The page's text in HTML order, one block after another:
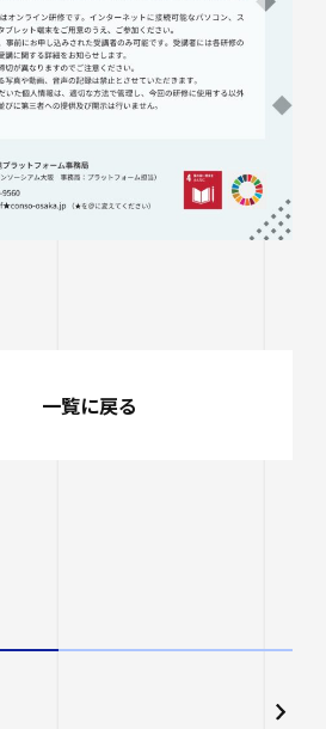
一覧に戻る